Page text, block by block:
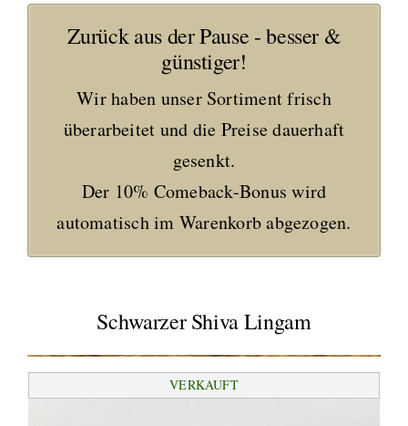
Zurück aus der Pause - besser &
günstiger!
Wir haben unser Sortiment frisch
überarbeitet und die Preise dauerhaft
gesenkt.
Der 10% Comeback-Bonus wird
automatisch im Warenkorb abgezogen.
Schwarzer Shiva Lingam
VERKAUFT